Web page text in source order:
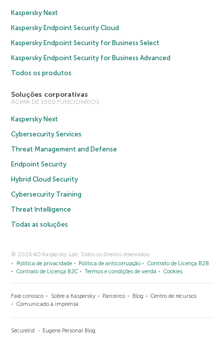
Kaspersky Next
Kaspersky Endpoint Security Cloud
Kaspersky Endpoint Security for Business Select
Kaspersky Endpoint Security for Business Advanced
Todos os produtos
Soluções corporativas
ACIMA DE 1000 FUNCIONRIOS
Kaspersky Next
Cybersecurity Services
Threat Management and Defense
Endpoint Security
Hybrid Cloud Security
Cybersecurity Training
Threat Intelligence
Todas as soluções
© 2026 AO Kaspersky Lab. Todos os direitos reservados.
Política de privacidade
Política de anticorrupção
Contrato de Licença B2B
Contrato de Licença B2C
Termos e condições de venda Cookies
Fale conosco Sobre a Kaspersky Parceiros Blog
Centro de recursos
Comunicado à imprensa
Securelist Eugene Personal Blog